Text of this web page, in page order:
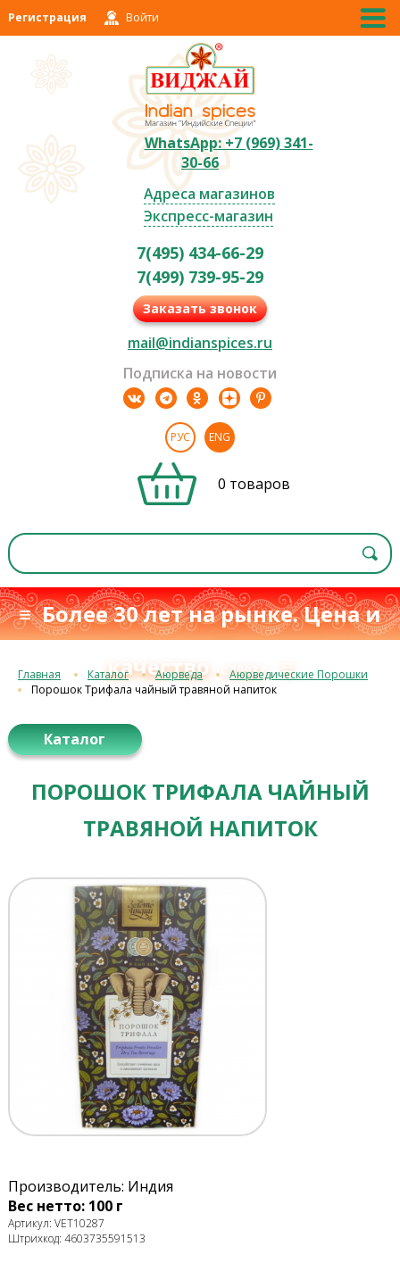
Регистрация Войти
WhatsApp: +7 (969) 341-
30-66
Адреса магазинов
Экспресс-магазин
7(495) 434-66-29
7(499) 739-95-29
Заказать звонок
mail@indianspices.ru
Подписка на новости
РУС ENG
0 товаров
≡ Более 30 лет на рынке. Цена и
качество с 1993 г.≡
Главная Каталог Аюрведа
Аюрведические Порошки
Порошок Трифала чайный травяной напиток
Каталог
ПОРОШОК ТРИФАЛА ЧАЙНЫЙ
ТРАВЯНОЙ НАПИТОК
Производитель: Индия
Вес нетто: 100 г
Артикул: VET10287
Штрихкод: 4603735591513